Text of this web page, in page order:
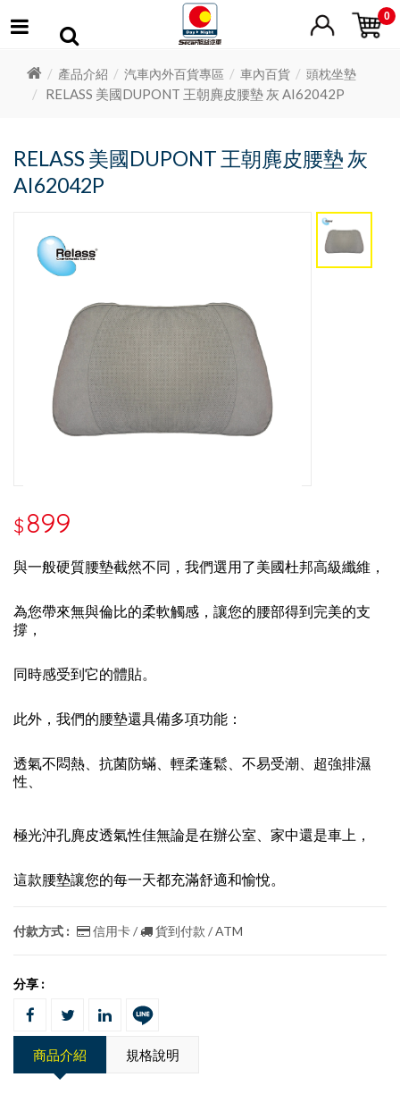
0
產品介紹 汽車內外百貨專區 車內百貨 頭枕坐墊
RELASS 美國DUPONT 王朝麂皮腰墊 灰 AI62042P
RELASS 美國DUPONT 王朝麂皮腰墊 灰
AI62042P
$899
與一般硬質腰墊截然不同，我們選用了美國杜邦高級纖維，
為您帶來無與倫比的柔軟觸感，讓您的腰部得到完美的支
撐，
同時感受到它的體貼。
此外，我們的腰墊還具備多項功能：
透氣不悶熱、抗菌防蟎、輕柔蓬鬆、不易受潮、超強排濕
性、
極光沖孔麂皮透氣性佳無論是在辦公室、家中還是車上，
這款腰墊讓您的每一天都充滿舒適和愉悅。
付款方式 : 信用卡 / 貨到付款 / ATM
分享 :
商品介紹 規格說明